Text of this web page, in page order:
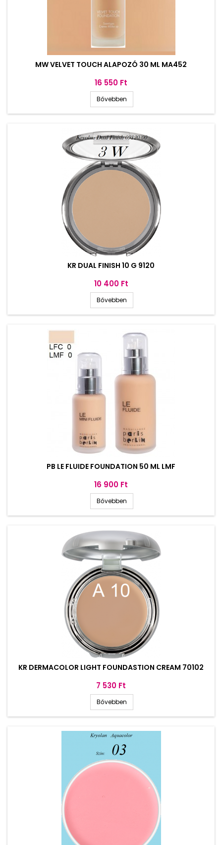
MW VELVET TOUCH ALAPOZÓ 30 ML MA452
Ár
16 550 Ft
Bővebben
KR DUAL FINISH 10 G 9120
Ár
10 400 Ft
Bővebben
PB LE FLUIDE FOUNDATION 50 ML LMF
Ár
16 900 Ft
Bővebben
KR DERMACOLOR LIGHT FOUNDASTION CREAM 70102
Ár
7 530 Ft
Bővebben